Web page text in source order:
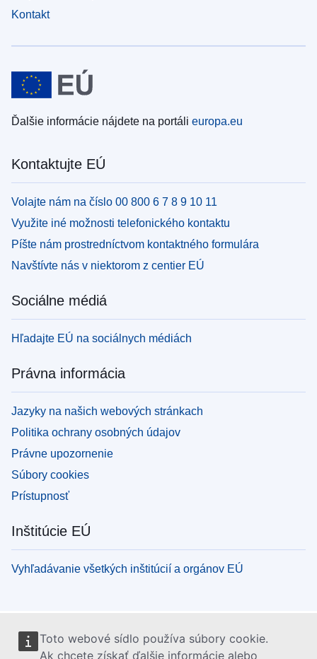
Toto webové sídlo používa súbory cookie.
Ak chcete získať ďalšie informácie alebo
Kontakt
Ďalšie informácie nájdete na portáli europa.eu
Kontaktujte EÚ
Volajte nám na číslo 00 800 6 7 8 9 10 11
Využite iné možnosti telefonického kontaktu
Píšte nám prostredníctvom kontaktného formulára
Navštívte nás v niektorom z centier EÚ
Sociálne médiá
Hľadajte EÚ na sociálnych médiách
Právna informácia
Jazyky na našich webových stránkach
Politika ochrany osobných údajov
Právne upozornenie
Súbory cookies
Prístupnosť
Inštitúcie EÚ
Vyhľadávanie všetkých inštitúcií a orgánov EÚ